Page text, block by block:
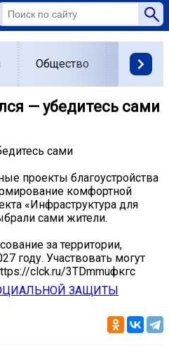
Общество Власть
— убедитесь сами
сами
проекты благоустройства
комфортной
«Инфраструктура для
сами жители.
за территории,
году. Участвовать могут
clck.ru/3TDmmuфкгс
ЗАЩИТЫ